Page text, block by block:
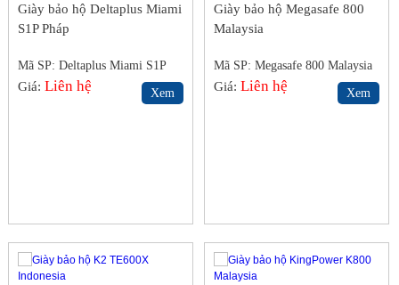
Giày bảo hộ Deltaplus Miami
S1P Pháp
Mã SP: Deltaplus Miami S1P
Pháp
Giá:Liên hệ Xem
Giày bảo hộ Megasafe 800
Malaysia
Mã SP: Megasafe 800 Malaysia
Giá:Liên hệ Xem